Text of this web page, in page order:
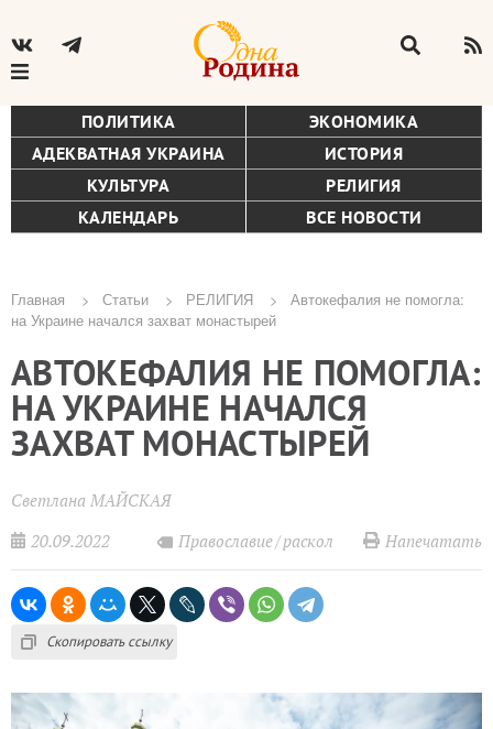
ПОЛИТИКА
ЭКОНОМИКА
АДЕКВАТНАЯ УКРАИНА
ИСТОРИЯ
КУЛЬТУРА
РЕЛИГИЯ
КАЛЕНДАРЬ
ВСЕ НОВОСТИ
Строка
навигации
Главная Статьи РЕЛИГИЯ
Автокефалия не помогла:
на Украине начался захват монастырей
АВТОКЕФАЛИЯ НЕ ПОМОГЛА:
НА УКРАИНЕ НАЧАЛСЯ
ЗАХВАТ МОНАСТЫРЕЙ
Светлана МАЙСКАЯ
20.09.2022
Православие раскол Напечатать
Скопировать ссылку